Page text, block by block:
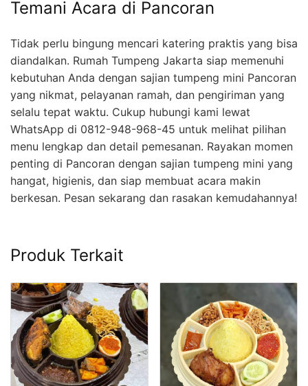
Temani Acara di Pancoran
Tidak perlu bingung mencari katering praktis yang bisa
diandalkan. Rumah Tumpeng Jakarta siap memenuhi
kebutuhan Anda dengan sajian tumpeng mini Pancoran
yang nikmat, pelayanan ramah, dan pengiriman yang
selalu tepat waktu. Cukup hubungi kami lewat
WhatsApp di 0812-948-968-45 untuk melihat pilihan
menu lengkap dan detail pemesanan. Rayakan momen
penting di Pancoran dengan sajian tumpeng mini yang
hangat, higienis, dan siap membuat acara makin
berkesan. Pesan sekarang dan rasakan kemudahannya!
Produk Terkait